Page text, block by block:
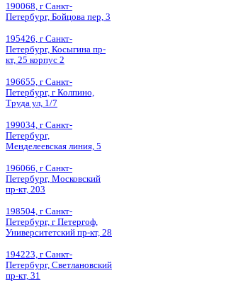
190068, г Санкт-
Петербург, Бойцова пер, 3
195426, г Санкт-
Петербург, Косыгина пр-
кт, 25 корпус 2
196655, г Санкт-
Петербург, г Колпино,
Труда ул, 1/7
199034, г Санкт-
Петербург,
Менделеевская линия, 5
196066, г Санкт-
Петербург, Московский
пр-кт, 203
198504, г Санкт-
Петербург, г Петергоф,
Университетский пр-кт, 28
194223, г Санкт-
Петербург, Светлановский
пр-кт, 31